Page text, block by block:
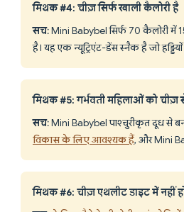
मिथक #4: चीज़ सिर्फ खाली कैलोरी है
सच: Mini Babybel सिर्फ 70 कैलोरी में
है। यह एक न्यूट्रिएंट-डेंस स्नैक है जो
मिथक #5: गर्भवती महिलाओं को चीज़
सच: Mini Babybel पाश्चुरीकृत दूध से
विकास के लिए आवश्यक हैं, और Mini
मिथक #6: चीज़ एथलीट डाइट में नहीं